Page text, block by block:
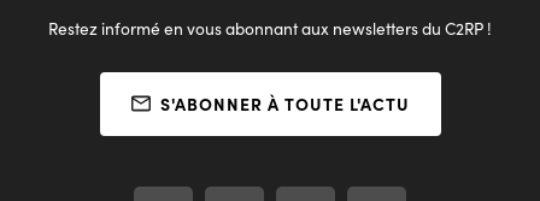
Restez informé en vous abonnant aux newsletters du C2RP !
S'ABONNER À TOUTE L'ACTU